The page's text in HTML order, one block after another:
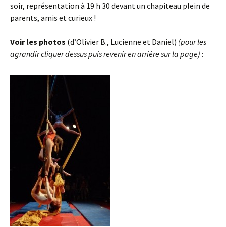
soir, représentation à 19 h 30 devant un chapiteau plein de
parents, amis et curieux !
Voir les photos (d’Olivier B., Lucienne et Daniel) (pour les
agrandir cliquer dessus puis revenir en arrière sur la page) :